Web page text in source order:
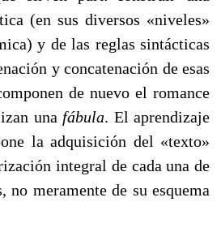
(en sus diversos «niveles»
y de las reglas sintácticas
y concatenación de esas
de nuevo el romance
una fábula. El aprendizaje
la adquisición del «texto»
integral de cada una de
no meramente de su esquema